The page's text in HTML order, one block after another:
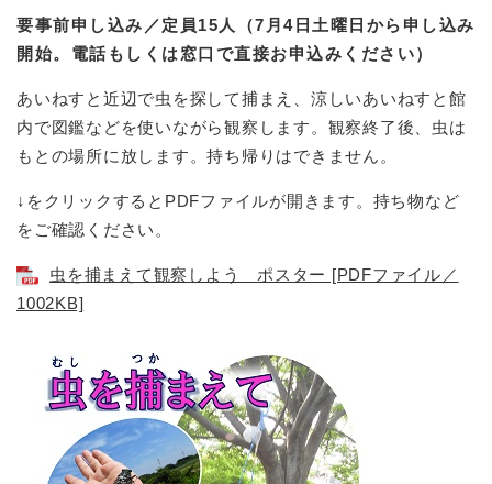
要事前申し込み／定員15人（7月4日土曜日から申し込み
開始。電話もしくは窓口で直接お申込みください）
あいねすと近辺で虫を探して捕まえ、涼しいあいねすと館
内で図鑑などを使いながら観察します。観察終了後、虫は
もとの場所に放します。持ち帰りはできません。
↓をクリックするとPDFファイルが開きます。持ち物など
をご確認ください。
虫を捕まえて観察しよう ポスター [PDFファイル／
1002KB]